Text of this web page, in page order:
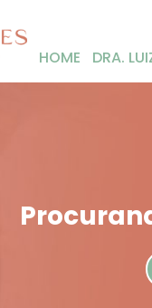
HOME DRA.